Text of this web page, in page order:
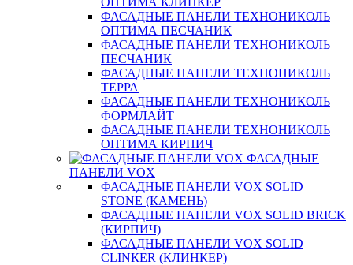
ФАСАДНЫЕ ПАНЕЛИ ТЕХНОНИКОЛЬ
ОПТИМА ПЕСЧАНИК
ФАСАДНЫЕ ПАНЕЛИ ТЕХНОНИКОЛЬ
ПЕСЧАНИК
ФАСАДНЫЕ ПАНЕЛИ ТЕХНОНИКОЛЬ
ТЕРРА
ФАСАДНЫЕ ПАНЕЛИ ТЕХНОНИКОЛЬ
ФОРМЛАЙТ
ФАСАДНЫЕ ПАНЕЛИ ТЕХНОНИКОЛЬ
ОПТИМА КИРПИЧ
ФАСАДНЫЕ
ПАНЕЛИ VOX
ФАСАДНЫЕ ПАНЕЛИ VOX SOLID
STONE (КАМЕНЬ)
ФАСАДНЫЕ ПАНЕЛИ VOX SOLID BRICK
(КИРПИЧ)
ФАСАДНЫЕ ПАНЕЛИ VOX SOLID
CLINКER (КЛИНКЕР)